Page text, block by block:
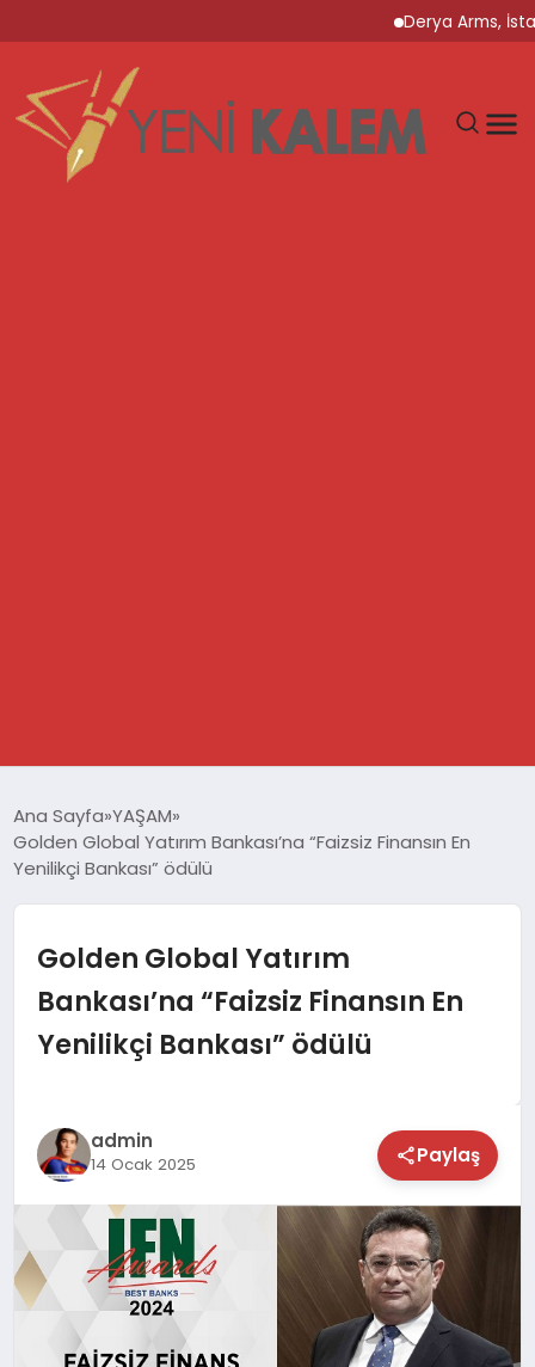
Derya Arms,
SPOR
YAŞAM
SAĞLIK
MAGAZİN
EĞİTİM
Ana Sayfa YAŞAM
Golden Global Yatırım Bankası’na “Faizsiz Finansın En
Yenilikçi Bankası” ödülü
Golden Global Yatırım
Bankası’na “Faizsiz Finansın En
Yenilikçi Bankası” ödülü
admin
14 Ocak 2025 Paylaş